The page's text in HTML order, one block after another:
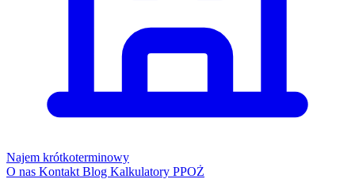
Najem krótkoterminowy
O nas Kontakt Blog Kalkulatory PPOŻ